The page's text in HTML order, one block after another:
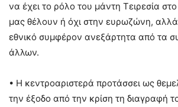
να έχει το ρόλο του μάντη Τειρεσία
μας θέλουν ή όχι στην ευρωζώνη,
εθνικό συμφέρον ανεξάρτητα από τα
άλλων.
• Η κεντροαριστερά προτάσσει ως
την έξοδο από την κρίση τη διαγραφή